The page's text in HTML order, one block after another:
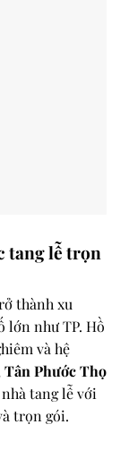
tang lễ trọn
thành xu
lớn như TP. Hồ
và hệ
Tân Phước Thọ
tang lễ với
trọn gói.